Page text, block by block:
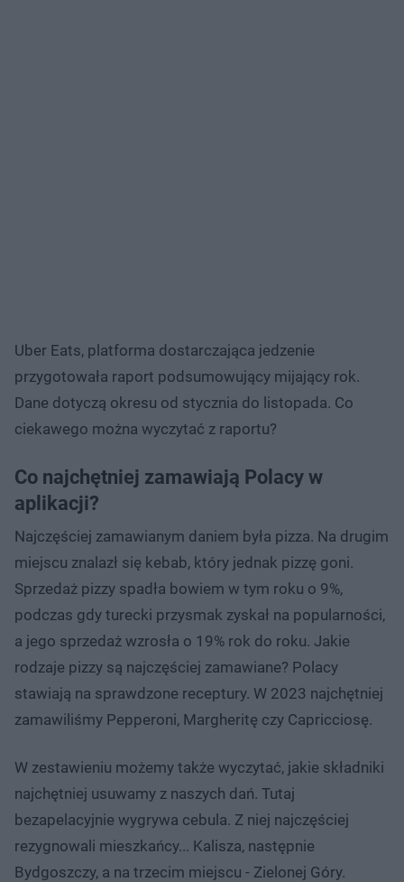
Uber Eats, platforma dostarczająca jedzenie
przygotowała raport podsumowujący mijający rok.
Dane dotyczą okresu od stycznia do listopada. Co
ciekawego można wyczytać z raportu?
Co najchętniej zamawiają Polacy w
aplikacji?
Najczęściej zamawianym daniem była pizza. Na drugim
miejscu znalazł się kebab, który jednak pizzę goni.
Sprzedaż pizzy spadła bowiem w tym roku o 9%,
podczas gdy turecki przysmak zyskał na popularności,
a jego sprzedaż wzrosła o 19% rok do roku. Jakie
rodzaje pizzy są najczęściej zamawiane? Polacy
stawiają na sprawdzone receptury. W 2023 najchętniej
zamawiliśmy Pepperoni, Margheritę czy Capricciosę.
W zestawieniu możemy także wyczytać, jakie składniki
najchętniej usuwamy z naszych dań. Tutaj
bezapelacyjnie wygrywa cebula. Z niej najczęściej
rezygnowali mieszkańcy... Kalisza, następnie
Bydgoszczy, a na trzecim miejscu - Zielonej Góry.